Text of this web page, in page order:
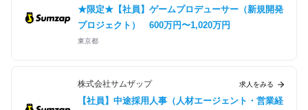
★限定★【社員】ゲームプロデューサー（新規開発
プロジェクト）
600万円〜1,020万円
東京都
株式会社サムザップ
【社員】中途採用人事（人材エージェント・営業経
求人をみる